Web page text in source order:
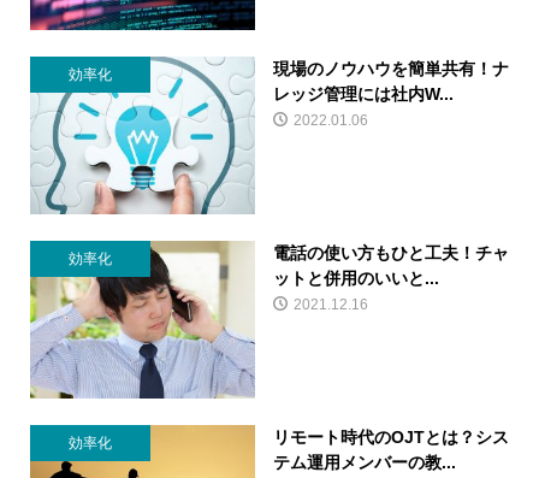
効率化
現場のノウハウを簡単共有！ナ
レッジ管理には社内W...
2022.01.06
効率化
電話の使い方もひと工夫！チャ
ットと併用のいいと...
2021.12.16
効率化
リモート時代のOJTとは？シス
テム運用メンバーの教...